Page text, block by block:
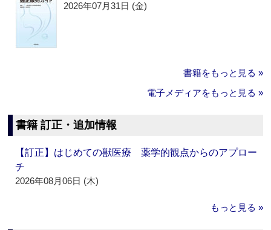
2026年07月31日 (金)
書籍をもっと見る »
電子メディアをもっと見る »
書籍 訂正・追加情報
【訂正】はじめての獣医療 薬学的観点からのアプロー
チ
2026年08月06日 (木)
もっと見る »